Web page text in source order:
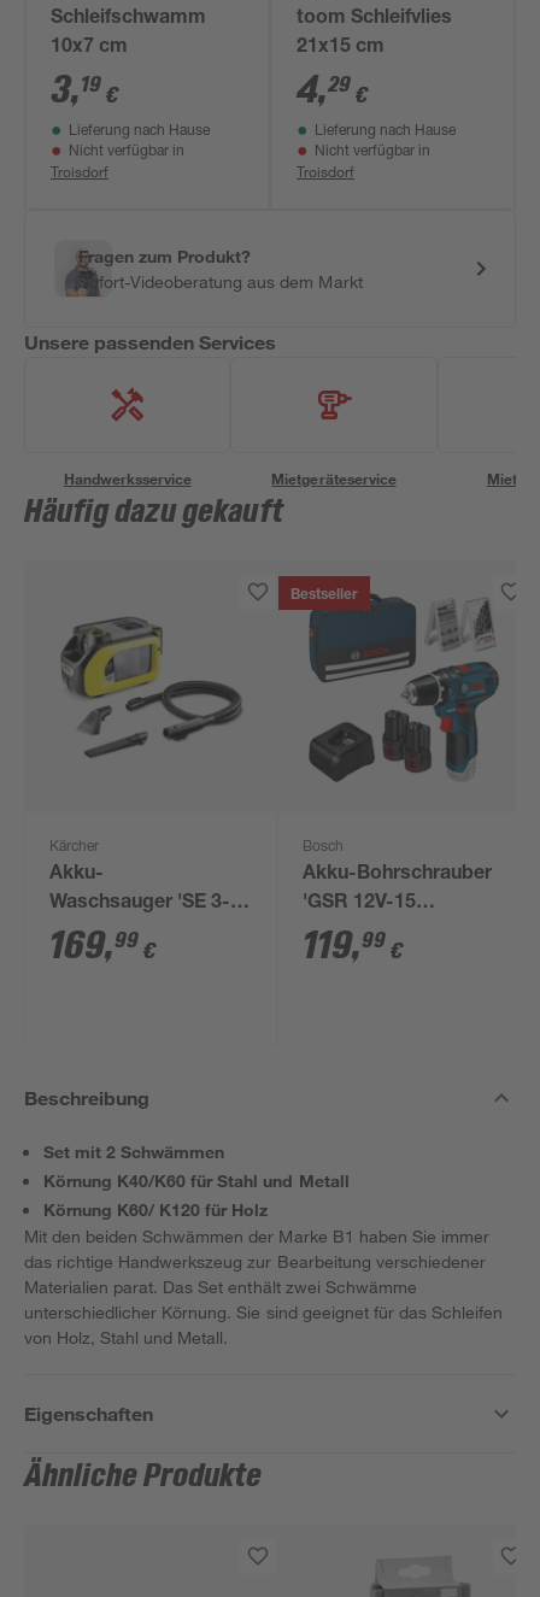
Schleifschwamm
10x7 cm
3,19 €
Lieferung nach Hause
Nicht verfügbar in
Troisdorf
toom Schleifvlies
21x15 cm
4,29 €
Lieferung nach Hause
Nicht verfügbar in
Troisdorf
Fragen zum Produkt?
Sofort-Videoberatung aus dem Markt
Unsere passenden Services
Handwerksservice Mietgeräteservice
Häufig dazu gekauft
Kärcher
Akku-
Waschsauger 'SE 3-
18 Compact' ohne
Akku und Ladegerät
169,99 €
Bestseller
Bosch
Akku-Bohrschrauber
'GSR 12V-15
Professional' mit 2
Akkus, Tasche und
119,99 €
Beschreibung
Set mit 2 Schwämmen
Körnung K40/K60 für Stahl und Metall
Körnung K60/ K120 für Holz
Mit den beiden Schwämmen der Marke B1 haben Sie immer
das richtige Handwerkszeug zur Bearbeitung verschiedener
Materialien parat. Das Set enthält zwei Schwämme
unterschiedlicher Körnung. Sie sind geeignet für das Schleifen
von Holz, Stahl und Metall.
Eigenschaften
Ähnliche Produkte